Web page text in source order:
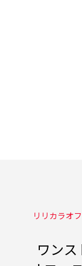
リリカラオ
ワン